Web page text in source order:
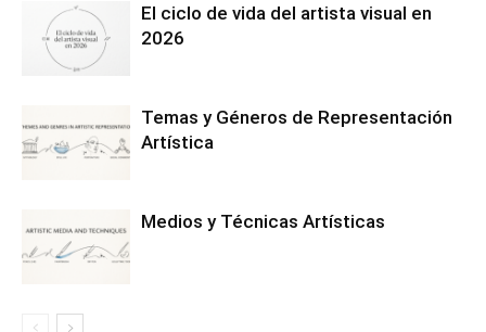
El ciclo de vida del artista visual en
2026
Temas y Géneros de Representación
Artística
Medios y Técnicas Artísticas